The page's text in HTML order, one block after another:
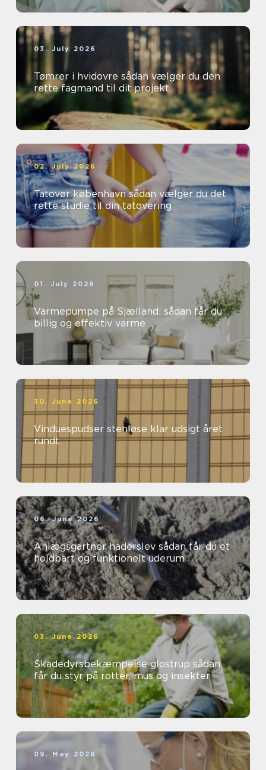
03. July 2026
Tømrer i hvidovre sådan vælger du den
rette fagmand til dit projekt
02. July 2026
Tatovør københavn sådan vælger du det
rette studie til din tatovering
01. July 2026
Varmepumpe på Sjælland: sådan får du
billig og effektiv varme
30. June 2026
Vinduespudser stenløse klar udsigt året
rundt
06. June 2026
Anlægsgartner haderslev sådan får du et
holdbart og funktionelt uderum
03. June 2026
Skadedyrsbekæmpelse glostrup sådan
får du styr på rotter, mus og insekter
09. May 2026